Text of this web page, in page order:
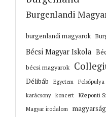
Burgenlandi
burgenlandi magyarok
Bécsi Magyar Iskola
bécsi magyarok
Délibáb Egyetem Felsőpulya
karácsony koncert Központi
Magyar irodalom magyarság